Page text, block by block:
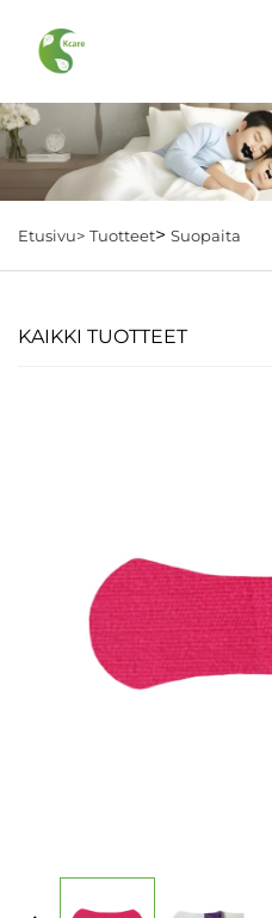
Etusivu> Tuotteet> Suopaita
KAIKKI TUOTTEET